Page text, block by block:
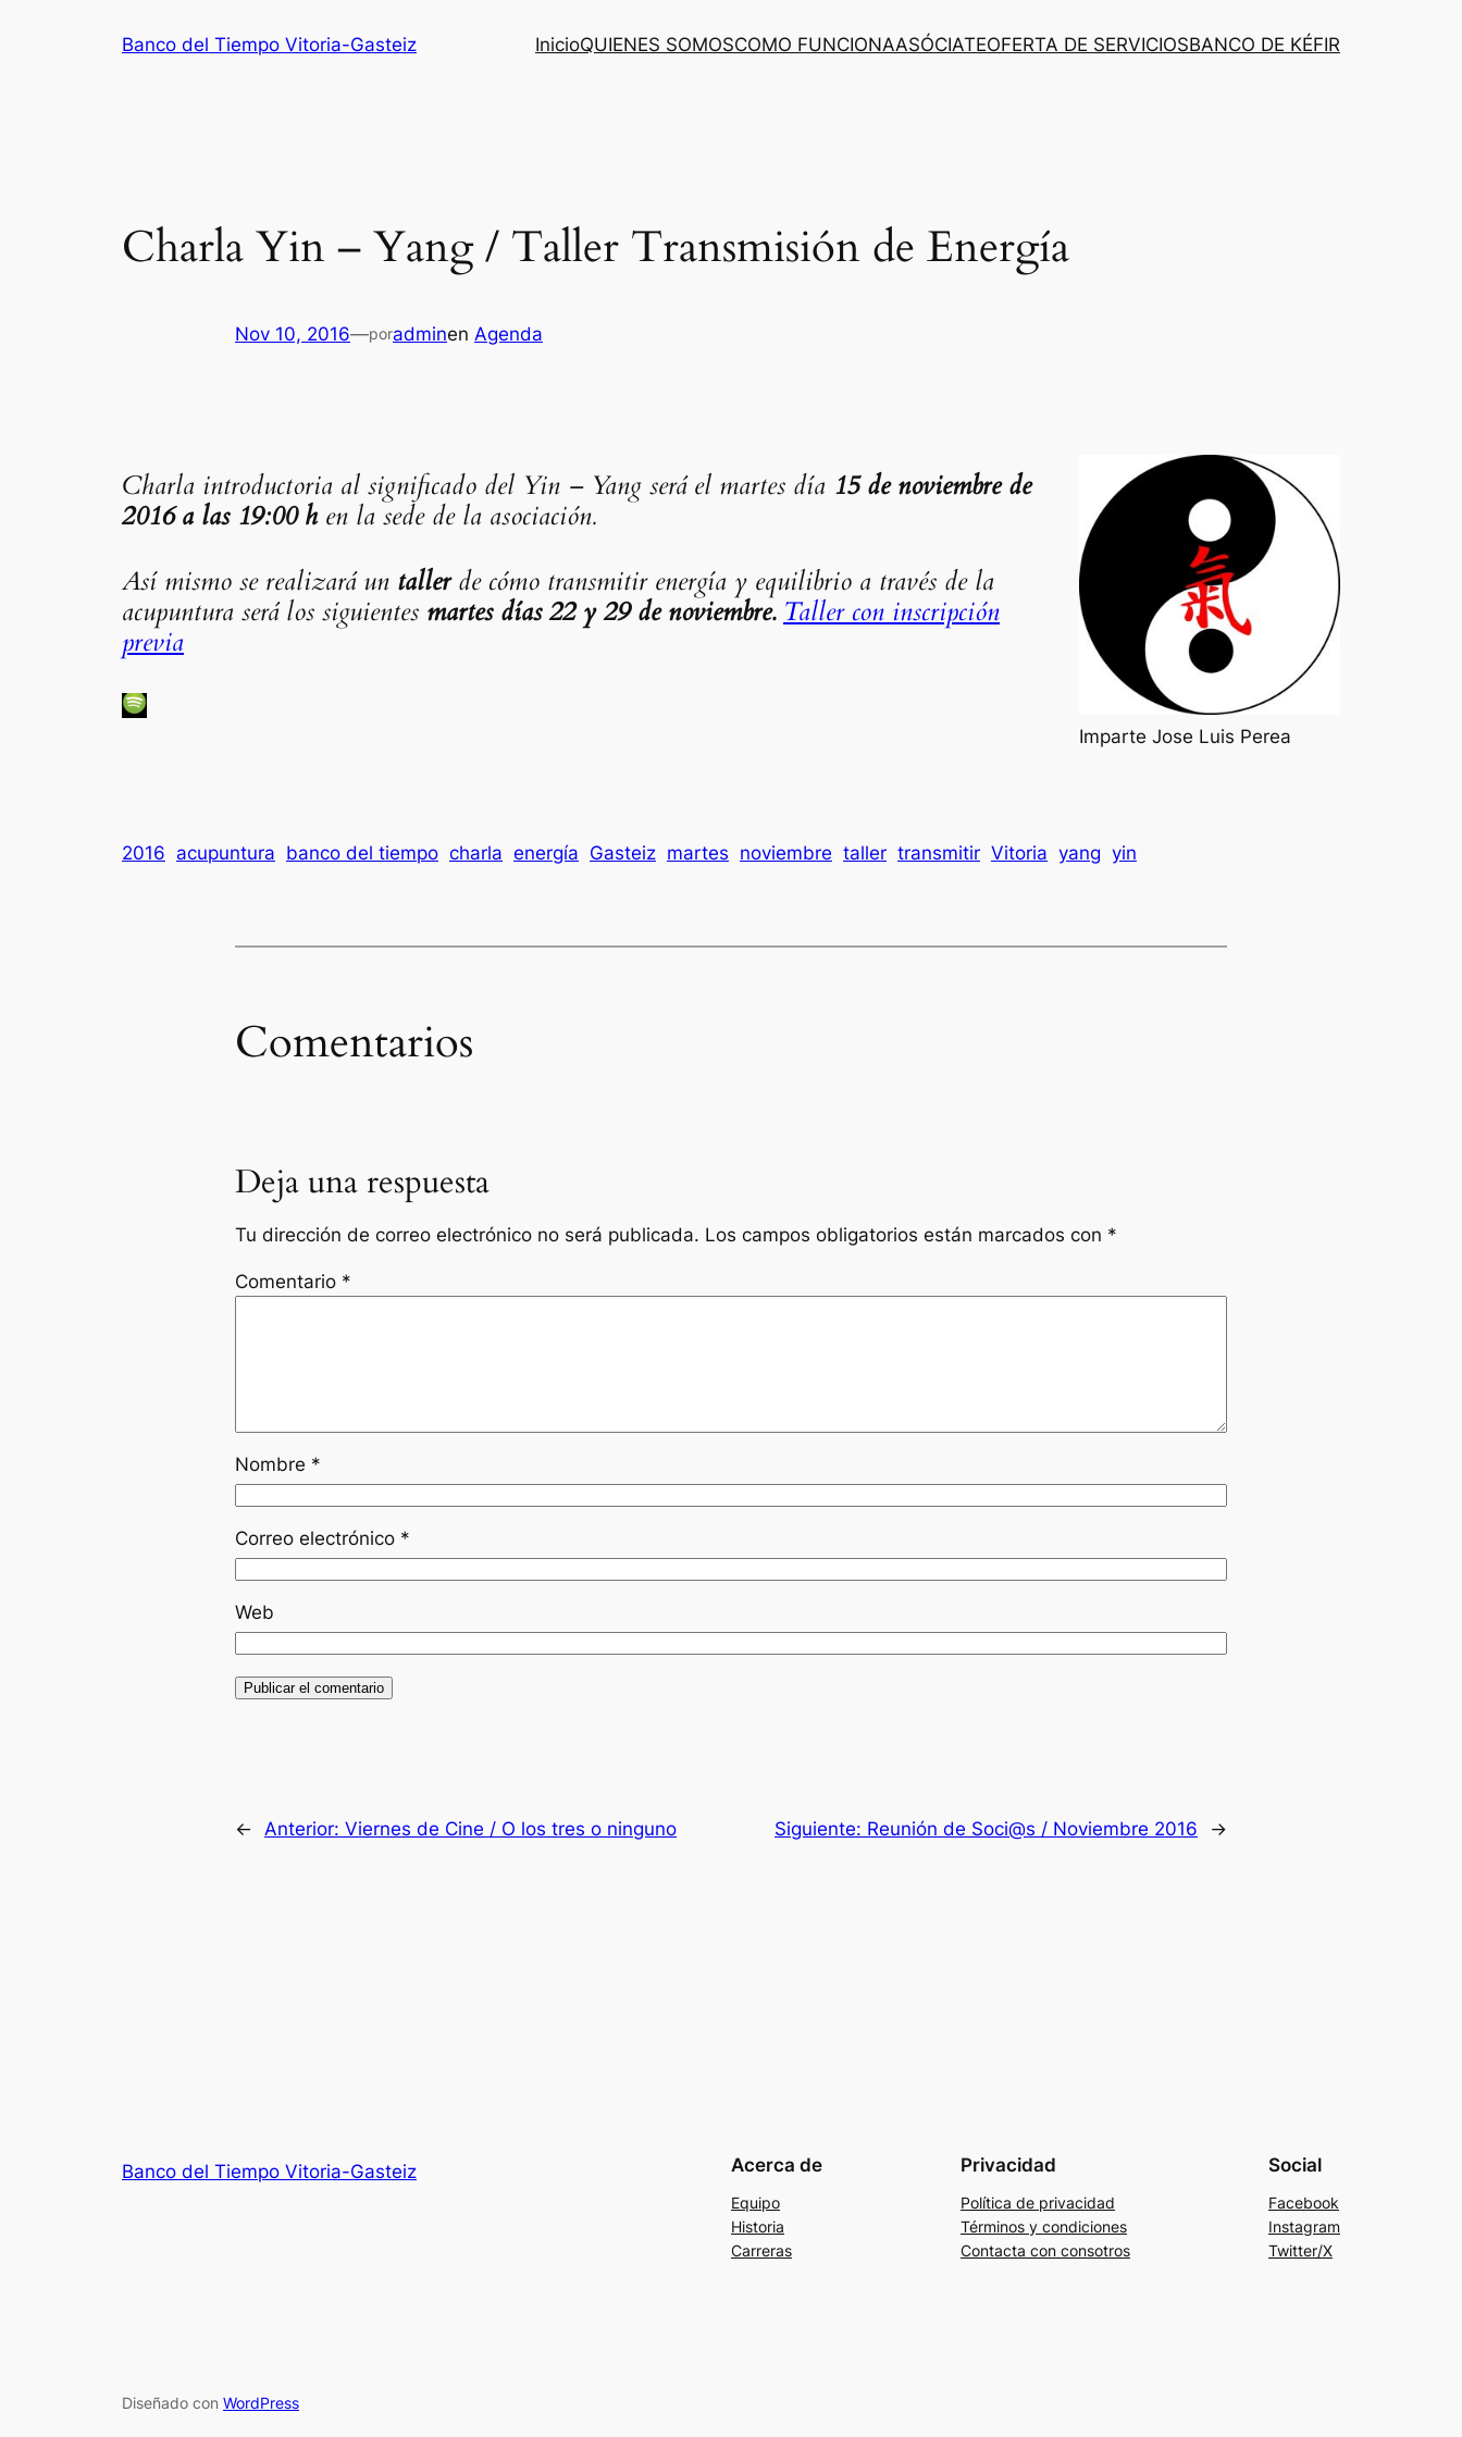
Banco del Tiempo Vitoria-Gasteiz InicioQUIENES SOMOSCOMO FUNCIONAASÓCIATEOFERTA DE SERVICIOSBANCO DE KÉFIR
Charla Yin – Yang / Taller Transmisión de Energía
Nov 10, 2016—poradminen Agenda
Imparte Jose Luis Perea
Charla introductoria al significado del Yin – Yang será el martes día 15 de noviembre de
2016 a las 19:00 hen la sede de la asociación.
Así mismo se realizará un tallerde cómo transmitir energía y equilibrio a través de la
acupuntura será los siguientes martes días 22 y 29 de noviembre. Taller con inscripción
previa
2016 acupuntura banco del tiempo charla energía Gasteiz martes noviembre taller transmitir Vitoria yang yin
Comentarios
Deja una respuesta
Tu dirección de correo electrónico no será publicada. Los campos obligatorios están marcados con *
Comentario *
Nombre *
Correo electrónico *
Web
← Anterior: Viernes de Cine / O los tres o ninguno Siguiente: Reunión de Soci@s / Noviembre 2016 →
Banco del Tiempo Vitoria-Gasteiz Acerca de
Equipo
Historia
Carreras
Privacidad
Política de privacidad
Términos y condiciones
Contacta con consotros
Social
Facebook
Instagram
Twitter/X
Diseñado con WordPress